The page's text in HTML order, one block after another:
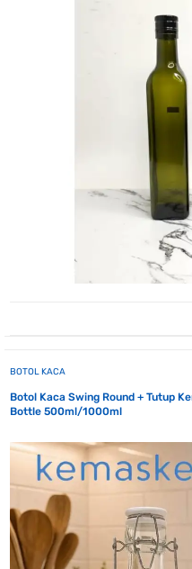
BOTOL KACA
Botol Kaca Swing Round + Tutup
Bottle 500ml/1000ml